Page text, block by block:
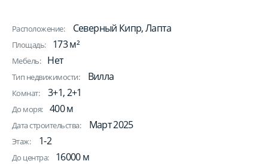
Расположение: Северный Кипр, Лапта
Площадь: 173 м²
Мебель: Нет
Тип недвижимости: Вилла
Комнат: 3+1, 2+1
До моря: 400 м
Дата строительства: Март 2025
Этаж: 1-2
До центра: 16000 м